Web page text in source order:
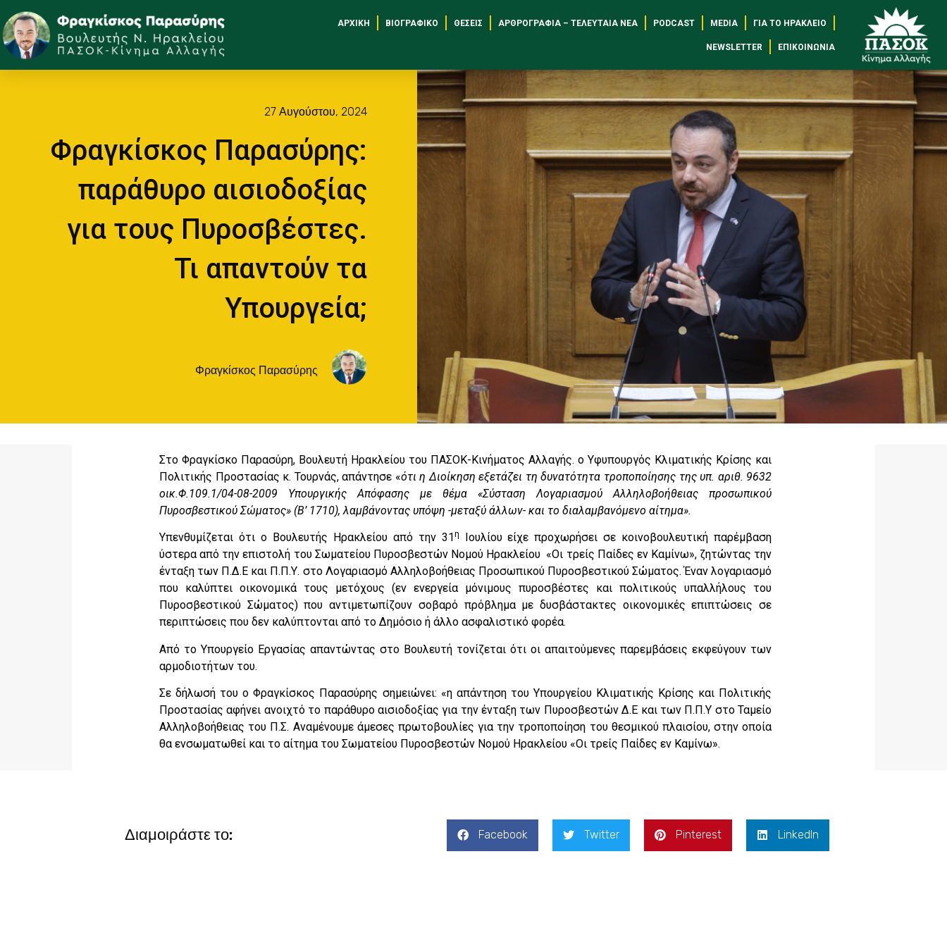
ΑΡΧΙΚΉ ΒΙΟΓΡΑΦΙΚΌ ΘΈΣΕΙΣ ΑΡΘΡΟΓΡΑΦΊΑ – ΤΕΛΕΥΤΑΊΑ ΝΈΑ PODCAST MEDIA ΓΙΑ ΤΟ ΗΡΆΚΛΕΙΟ
NEWSLETTER ΕΠΙΚΟΙΝΩΝΊΑ
27 Αυγούστου, 2024
Φραγκίσκος Παρασύρης:
παράθυρο αισιοδοξίας
για τους Πυροσβέστες.
Τι απαντούν τα
Υπουργεία;
Φραγκίσκος Παρασύρης
Στο Φραγκίσκο Παρασύρη, Βουλευτή Ηρακλείου του ΠΑΣΟΚ-Κινήματος Αλλαγής. ο Υφυπουργός Κλιματικής Κρίσης και
Πολιτικής Προστασίας κ. Τουρνάς, απάντησε «ότι η Διοίκηση εξετάζει τη δυνατότητα τροποποίησης της υπ. αριθ. 9632
οικ.Φ.109.1/04-08-2009 Υπουργικής Απόφασης με θέμα «Σύσταση Λογαριασμού Αλληλοβοήθειας προσωπικού
Πυροσβεστικού Σώματος» (Β’ 1710), λαμβάνοντας υπόψη -μεταξύ άλλων- και το διαλαμβανόμενο αίτημα».
Υπενθυμίζεται ότι ο Βουλευτής Ηρακλείου από την 31 η
Ιουλίου είχε προχωρήσει σε κοινοβουλευτική παρέμβαση
ύστερα από την επιστολή του Σωματείου Πυροσβεστών Νομού Ηρακλείου «Οι τρείς Παίδες εν Καμίνω», ζητώντας την
ένταξη των Π.Δ.Ε και Π.Π.Υ. στο Λογαριασμό Αλληλοβοήθειας Προσωπικού Πυροσβεστικού Σώματος. Έναν λογαριασμό
που καλύπτει οικονομικά τους μετόχους (εν ενεργεία μόνιμους πυροσβέστες και πολιτικούς υπαλλήλους του
Πυροσβεστικού Σώματος) που αντιμετωπίζουν σοβαρό πρόβλημα με δυσβάστακτες οικονομικές επιπτώσεις σε
περιπτώσεις που δεν καλύπτονται από το Δημόσιο ή άλλο ασφαλιστικό φορέα.
Από το Υπουργείο Εργασίας απαντώντας στο Βουλευτή τονίζεται ότι οι απαιτούμενες παρεμβάσεις εκφεύγουν των
αρμοδιοτήτων του.
Σε δήλωσή του ο Φραγκίσκος Παρασύρης σημειώνει: «η απάντηση του Υπουργείου Κλιματικής Κρίσης και Πολιτικής
Προστασίας αφήνει ανοιχτό το παράθυρο αισιοδοξίας για την ένταξη των Πυροσβεστών Δ.Ε και των Π.Π.Υ στο Ταμείο
Αλληλοβοήθειας του Π.Σ. Αναμένουμε άμεσες πρωτοβουλίες για την τροποποίηση του θεσμικού πλαισίου, στην οποία
θα ενσωματωθεί και το αίτημα του Σωματείου Πυροσβεστών Νομού Ηρακλείου «Οι τρείς Παίδες εν Καμίνω».
Διαμοιράστε το: Facebook Twitter Pinterest LinkedIn